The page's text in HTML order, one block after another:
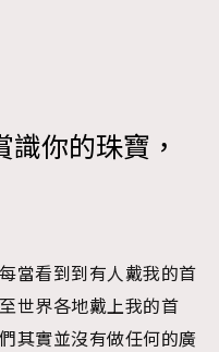
你的珠寶，
當看到到有人戴我的首
世界各地戴上我的首
其實並沒有做任何的廣